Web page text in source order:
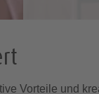
Vorteile und